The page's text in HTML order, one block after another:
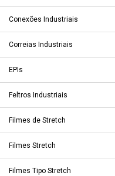
Conexões Industriais
Correias Industriais
EPIs
Feltros Industriais
Filmes de Stretch
Filmes Stretch
Filmes Tipo Stretch